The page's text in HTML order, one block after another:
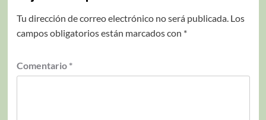
Tu dirección de correo electrónico no será publicada. Los
campos obligatorios están marcados con *
Comentario *